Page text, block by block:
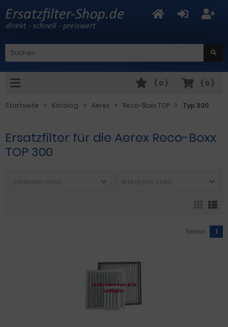
( 0 )
( 0 )
Startseite Katalog Aerex Reco-Boxx TOP Typ 300
Ersatzfilter für die Aerex Reco-Boxx
TOP 300
Sortieren nach ... Artikel pro Seite
Seiten: 1